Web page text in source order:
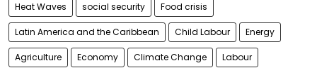
Heat Waves social security Food crisis
Latin America and the Caribbean Child Labour Energy
Agriculture Economy Climate Change Labour